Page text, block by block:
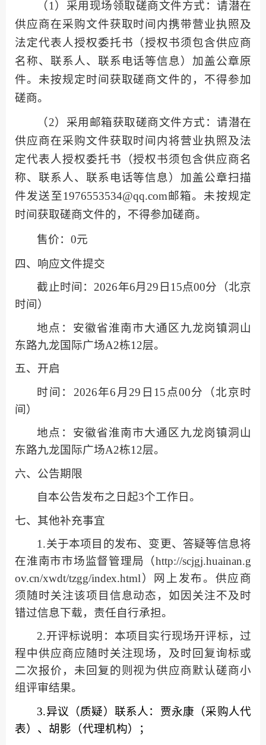
（1）采用现场领取磋商文件方式：请潜在
供应商在采购文件获取时间内携带营业执照及
法定代表人授权委托书（授权书须包含供应商
名称、联系人、联系电话等信息）加盖公章原
件。未按规定时间获取磋商文件的，不得参加
磋商。
（2）采用邮箱获取磋商文件方式：请潜在
供应商在采购文件获取时间内将营业执照及法
定代表人授权委托书（授权书须包含供应商名
称、联系人、联系电话等信息）加盖公章扫描
件发送至1976553534@qq.com邮箱。未按规定
时间获取磋商文件的，不得参加磋商。
售价：0元
四、响应文件提交
截止时间：2026年6月29 日 15点00分 （北京
时间）
地点： 安徽省淮南市大通区九龙岗镇洞山
东路九龙国际广场A2栋12层。
五、开启
时间： 2026年6 月 29 日 15点00分
（北京时
间）
地点： 安徽省淮南市大通区九龙岗镇洞山
东路九龙国际广场A2栋12层。
六、公告期限
自本公告发布之日起3个工作日。
七、其他补充事宜
1 .关于本项目的发布、变更、答疑等信息将
在淮南市市场监督管理局（http://scjgj.huainan.g
ov.cn/xwdt/tzgg/index.html）
网
上发布。供应商
须随时关注该项目信息动态，如因关注不及时
错过信息下载，责任自行承担。
2.开评标说明：本项目实行现场开评标，过
程中供应商应随时关注现场，及时回复询标或
二次报价，未回复的则视为供应商默认磋商小
组评审结果。
3.异议（质疑）联系人 ： 贾永康 （采购人代
表） 、胡影 （代理机构）；